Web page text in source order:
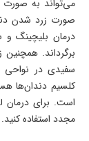
می‌تواند به صورت
صورت زرد شدن
درمان بلیچینگ و
برگرداند.
سفیدی در نواحی
کلسیم دندان‌ها
است. برای درمان
مجدد استفاده کنید.